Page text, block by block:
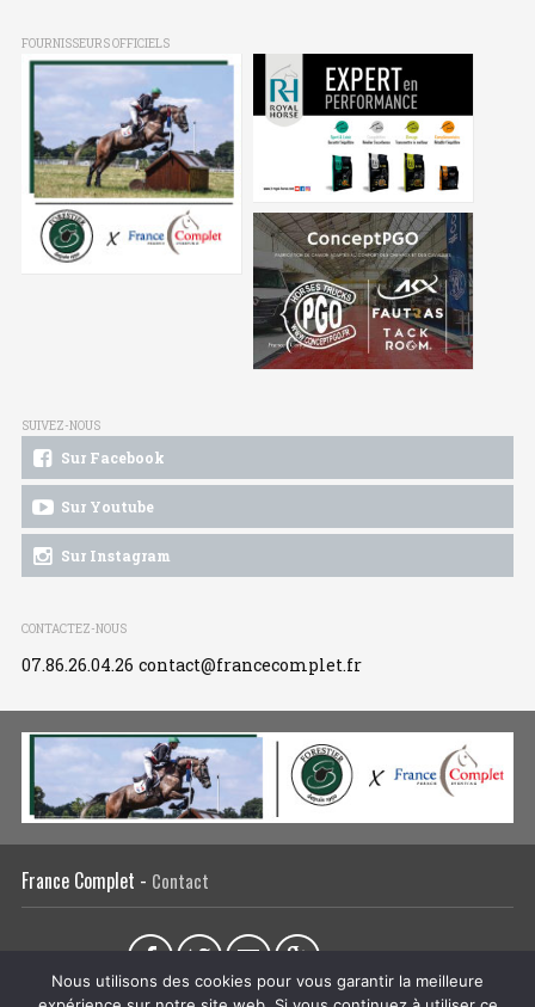
FOURNISSEURS OFFICIELS
SUIVEZ-NOUS
Sur Facebook
Sur Youtube
Sur Instagram
CONTACTEZ-NOUS
07.86.26.04.26 contact@francecomplet.fr
France Complet - Contact
Nous utilisons des cookies pour vous garantir la meilleure